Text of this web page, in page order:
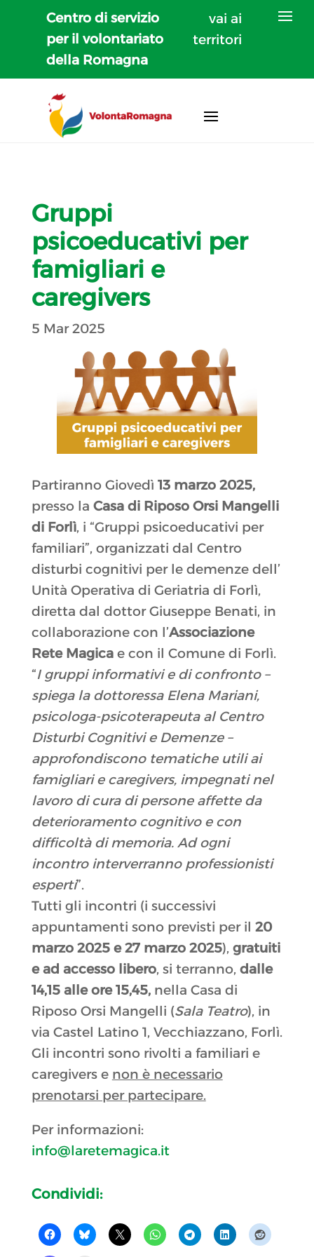
Centro di servizio
per il volontariato
della Romagna
vai ai
territori
Gruppi
psicoeducativi per
famigliari e
caregivers
5 Mar 2025
Partiranno Giovedì 13 marzo 2025,
presso la Casa di Riposo Orsi Mangelli
di Forlì, i “Gruppi psicoeducativi per
familiari”, organizzati dal Centro
disturbi cognitivi per le demenze dell’
Unità Operativa di Geriatria di Forlì,
diretta dal dottor Giuseppe Benati, in
collaborazione con l’Associazione
Rete Magicae con il Comune di Forlì.
“I gruppi informativi e di confronto –
spiega la dottoressa Elena Mariani,
psicologa-psicoterapeuta al Centro
Disturbi Cognitivi e Demenze –
approfondiscono tematiche utili ai
famigliari e caregivers, impegnati nel
lavoro di cura di persone affette da
deterioramento cognitivo e con
difficoltà di memoria. Ad ogni
incontro interverranno professionisti
esperti”.
Tutti gli incontri (i successivi
appuntamenti sono previsti per il 20
marzo 2025 e 27 marzo 2025), gratuiti
e ad accesso libero, si terranno, dalle
14,15 alle ore 15,45,nella Casa di
Riposo Orsi Mangelli (Sala Teatro), in
via Castel Latino 1, Vecchiazzano, Forlì.
Gli incontri sono rivolti a familiari e
caregivers e non è necessario
prenotarsi per partecipare.
Per informazioni:
info@laretemagica.it
Condividi: